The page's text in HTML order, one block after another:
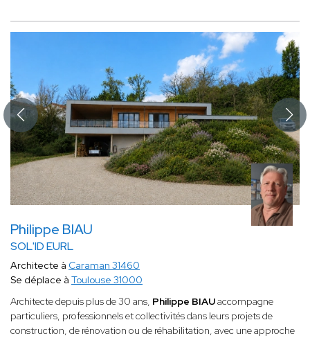
Philippe BIAU
SOL'ID EURL
Architecte à Caraman 31460
Se déplace à Toulouse 31000
Architecte depuis plus de 30 ans, Philippe BIAUaccompagne
particuliers, professionnels et collectivités dans leurs projets de
construction, de rénovation ou de réhabilitation, avec une approche